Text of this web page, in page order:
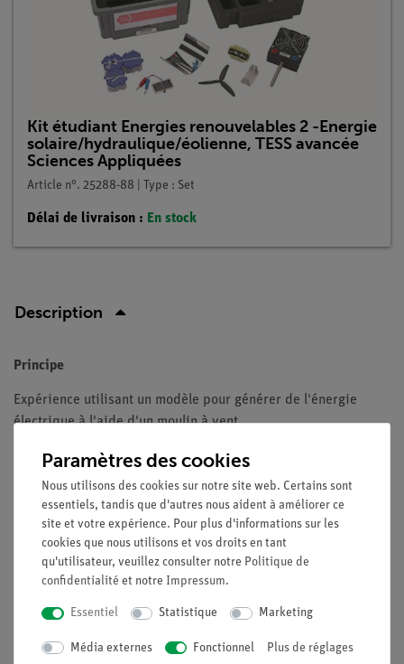
Kit étudiant Energies renouvelables 2 -Energie
solaire/hydraulique/éolienne, TESS avancée
Sciences Appliquées
Article n°. 25288-88 | Type : Set
Délai de livraison : En stock
Description
Principe
Expérience utilisant un modèle pour générer de l'énergie
électrique à l'aide d'un moulin à vent.
Une lampe est connectée au générateur éolien pour servir de
charge et la luminosité de la lampe est observée pour
différentes vitesses de vent.
Avantages
L'expérience fait partie d'un ensemble complet de
solutions comprenant 26 expériences sur les énergies
renouvelables : cellules solaires, énergie éolienne,
Expérimentation sécurisée : Le ventilateur de la
Paramètres des cookies
Nous utilisons des cookies sur notre site web. Certains sont
essentiels, tandis que d'autres nous aident à améliorer ce
site et votre expérience. Pour plus d'informations sur les
cookies que nous utilisons et vos droits en tant
qu'utilisateur, veuillez consulter notre Politique de
confidentialité et notre Impressum.
Essentiel Statistique Marketing
Média externes Fonctionnel Plus de réglages